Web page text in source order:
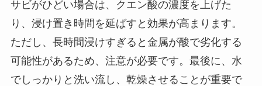
サビがひどい場合は、クエン酸の濃度を上げた
り、浸け置き時間を延ばすと効果が高まります。
ただし、長時間浸けすぎると金属が酸で劣化する
可能性があるため、注意が必要です。最後に、水
でしっかりと洗い流し、乾燥させることが重要で